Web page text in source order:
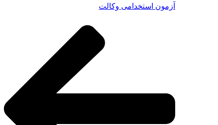
آزمون استخدامی وکالت